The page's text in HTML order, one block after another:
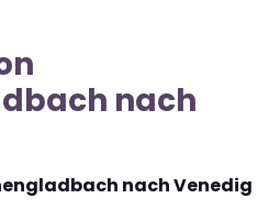
nach
nach Venedig